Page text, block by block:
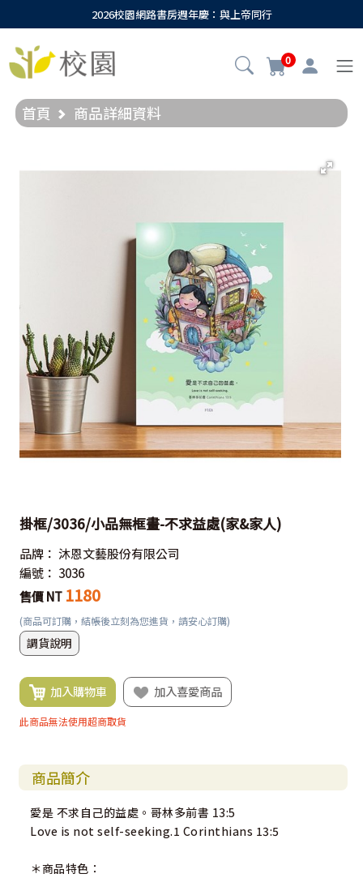
2026校園網路書房週年慶：與上帝同行
0
首頁 商品詳細資料
掛框/3036/小品無框畫-不求益處(家&家人)
品牌： 沐恩文藝股份有限公司
編號： 3036
售價 NT 1180
(商品可訂購，結帳後立刻為您進貨，請安心訂購)
調貨說明
加入購物車 加入喜愛商品
此商品無法使用超商取貨
商品簡介
愛是 不求自己的益處。哥林多前書 13:5
Love is not self-seeking.1 Corinthians 13:5
＊商品特色：